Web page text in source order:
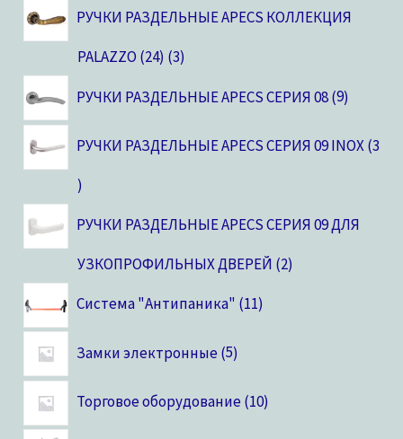
РУЧКИ РАЗДЕЛЬНЫЕ APECS КОЛЛЕКЦИЯ
PALAZZO (24) 3
РУЧКИ РАЗДЕЛЬНЫЕ APECS СЕРИЯ 08 9
РУЧКИ РАЗДЕЛЬНЫЕ APECS СЕРИЯ 09 INOX 3
РУЧКИ РАЗДЕЛЬНЫЕ APECS СЕРИЯ 09 ДЛЯ
УЗКОПРОФИЛЬНЫХ ДВЕРЕЙ 2
Система "Антипаника" 11
Замки электронные 5
Торговое оборудование 10